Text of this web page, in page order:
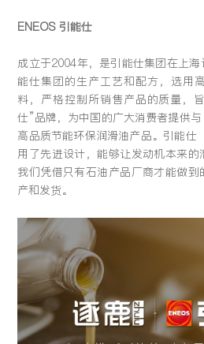
ENEOS 引能仕
成立于2004年，是引能仕集团在上
能仕集团的生产工艺和配方，选用
料，严格控制所销售产品的质量，
仕”品牌，为中国的广大消费者提供
高品质节能环保润滑油产品。引能仕
用了先进设计，能够让发动机本来的
我们凭借只有石油产品厂商才能做
产和发货。
留言: